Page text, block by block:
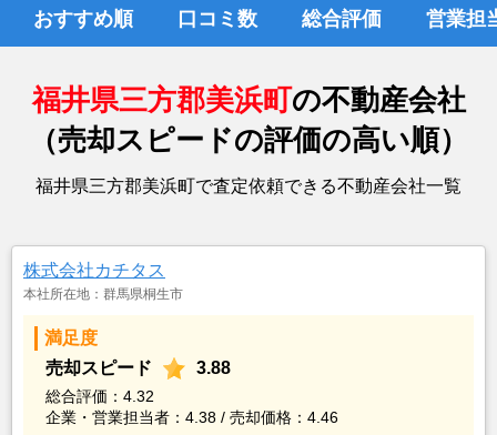
おすすめ順 口コミ数 総合評価 営業担
福井県三方郡美浜町の不動産会社
（売却スピードの評価の高い順）
福井県三方郡美浜町で査定依頼できる不動産会社一覧
株式会社カチタス
本社所在地：群馬県桐生市
満足度
売却スピード
3.88
総合評価：4.32
企業・営業担当者：4.38 / 売却価格：4.46